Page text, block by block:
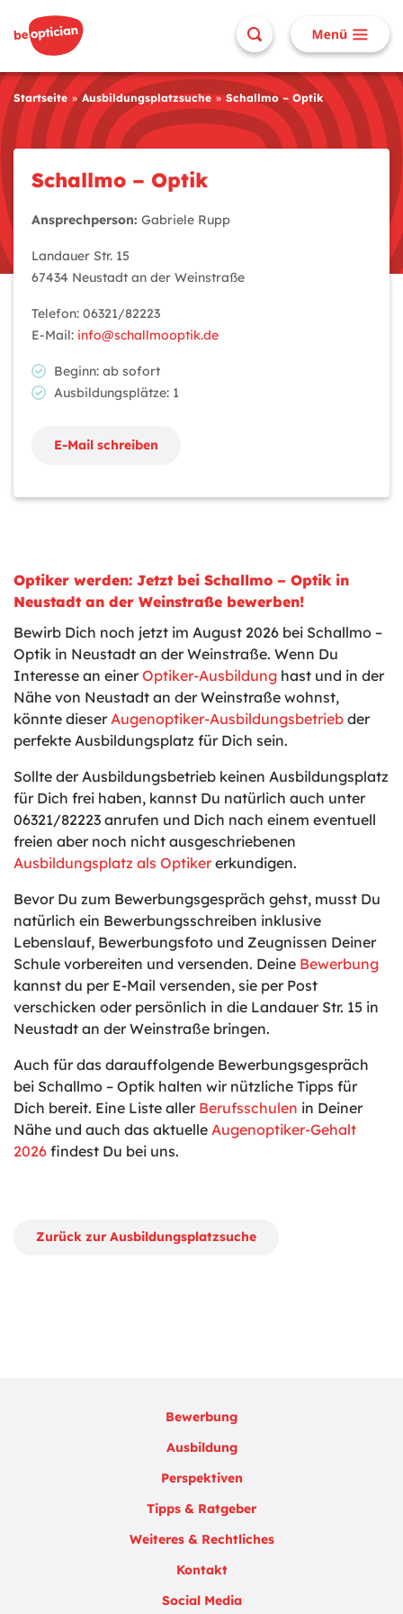
Startseite Ausbildungsplatzsuche Schallmo – Optik
Schallmo – Optik
Ansprechperson: Gabriele Rupp
Landauer Str. 15
67434 Neustadt an der Weinstraße
Telefon: 06321/82223
E-Mail: info@schallmooptik.de
Beginn: ab sofort
Ausbildungsplätze: 1
E-Mail schreiben
Optiker werden: Jetzt bei Schallmo – Optik in
Neustadt an der Weinstraße bewerben!
Bewirb Dich noch jetzt im August 2026 bei Schallmo –
Optik in Neustadt an der Weinstraße. Wenn Du
Interesse an einer Optiker-Ausbildung hast und in der
Nähe von Neustadt an der Weinstraße wohnst,
könnte dieser Augenoptiker-Ausbildungsbetrieb der
perfekte Ausbildungsplatz für Dich sein.
Sollte der Ausbildungsbetrieb keinen Ausbildungsplatz
für Dich frei haben, kannst Du natürlich auch unter
06321/82223 anrufen und Dich nach einem eventuell
freien aber noch nicht ausgeschriebenen
Ausbildungsplatz als Optiker erkundigen.
Bevor Du zum Bewerbungsgespräch gehst, musst Du
natürlich ein Bewerbungsschreiben inklusive
Lebenslauf, Bewerbungsfoto und Zeugnissen Deiner
Schule vorbereiten und versenden. Deine Bewerbung
kannst du per E-Mail versenden, sie per Post
verschicken oder persönlich in die Landauer Str. 15 in
Neustadt an der Weinstraße bringen.
Auch für das darauffolgende Bewerbungsgespräch
bei Schallmo – Optik halten wir nützliche Tipps für
Dich bereit. Eine Liste aller Berufsschulen in Deiner
Nähe und auch das aktuelle Augenoptiker-Gehalt
2026 findest Du bei uns.
Zurück zur Ausbildungsplatzsuche
Bewerbung
Ausbildung
Perspektiven
Tipps & Ratgeber
Weiteres & Rechtliches
Kontakt
Social Media